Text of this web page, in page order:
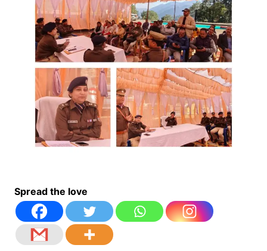
Spread the love